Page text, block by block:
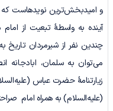
و امیدبخش‌ترین نویدهاست که
آینده به واسطۀ تبعیت از
چندین نفر از شیرمردان تاریخ
می‌توان به سلمان، ابادجانه
زیارتنامۀ حضرت عباس
(علیه‌السلام) به همراه امام